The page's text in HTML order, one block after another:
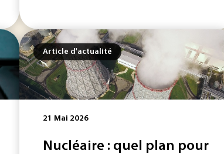
Article d'actualité
21 Mai 2026
Nucléaire : quel plan pour